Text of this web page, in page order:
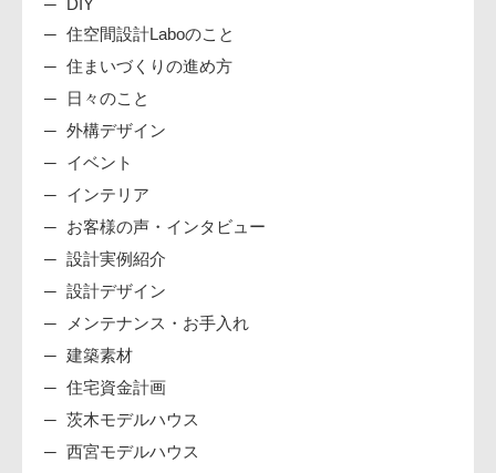
DIY
住空間設計Laboのこと
住まいづくりの進め方
日々のこと
外構デザイン
イベント
インテリア
お客様の声・インタビュー
設計実例紹介
設計デザイン
メンテナンス・お手入れ
建築素材
住宅資金計画
茨木モデルハウス
西宮モデルハウス